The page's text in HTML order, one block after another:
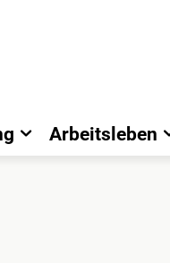
Arbeitsleben